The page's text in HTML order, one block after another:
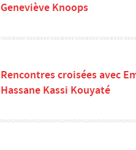
Geneviève Knoops
Rencontres croisées avec
Hassane Kassi Kouyaté